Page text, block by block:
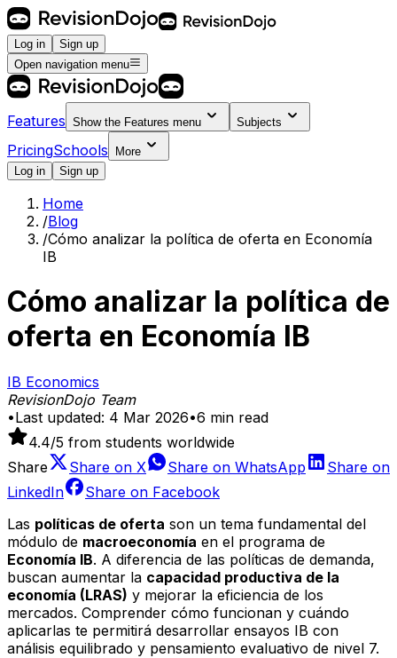
Log in
Sign up
Open navigation menu
Features Show the Features menu Subjects
PricingSchools
More
Log in
Sign up
Home
/Blog
/Cómo analizar la política de oferta en Economía
IB
Cómo analizar la política de
oferta en Economía IB
IB Economics
RevisionDojo Team
•Last updated: 4 Mar 2026•6 min read
4.4/5 from students worldwide
Share
Share on X Share on WhatsApp
Share on
LinkedIn
Share on Facebook
Las políticas de oferta son un tema fundamental del
módulo de macroeconomía en el programa de
Economía IB. A diferencia de las políticas de demanda,
buscan aumentar la capacidad productiva de la
economía (LRAS) y mejorar la eficiencia de los
mercados. Comprender cómo funcionan y cuándo
aplicarlas te permitirá desarrollar ensayos IB con
análisis equilibrado y pensamiento evaluativo de nivel 7.